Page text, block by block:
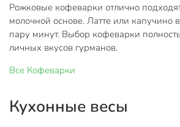
Рожковые кофеварки отлично
молочной основе. Латте или капучино
пару минут. Выбор кофеварки
личных вкусов гурманов.
Все Кофеварки
Кухонные весы